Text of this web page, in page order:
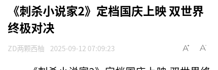
《刺杀小说家2》定档国庆上映 双世界
终极对决
ZD两颗西柚 2025-09-12 07:09:23